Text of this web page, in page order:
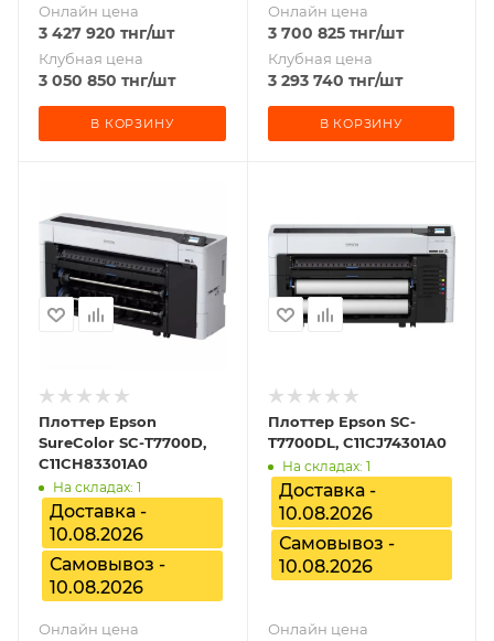
Онлайн цена
3 427 920 тнг/шт
Клубная цена
3 050 850 тнг/шт
В КОРЗИНУ
Онлайн цена
3 700 825тнг/шт
Клубная цена
3 293 740 тнг/шт
В КОРЗИНУ
Плоттер Epson
SureColor SC-T7700D,
C11CH83301A0
На складах: 1
Доставка -
10.08.2026
Самовывоз -
10.08.2026
Онлайн цена
Плоттер Epson SC-
T7700DL, C11CJ74301A0
На складах: 1
Доставка -
10.08.2026
Самовывоз -
10.08.2026
Онлайн цена